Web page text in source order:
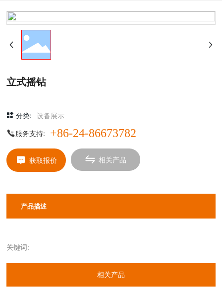
立式摇钻
分类: 设备展示
服务支持: +86-24-86673782
获取报价 相关产品
产品描述
关键词:
相关产品